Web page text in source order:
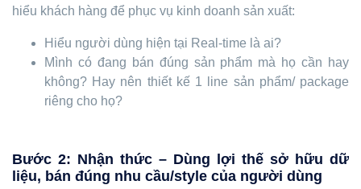
hiểu khách hàng để phục vụ kinh doanh sản xuất:
Hiểu người dùng hiện tại Real-time là ai?
Mình có đang bán đúng sản phẩm mà họ cần hay
không? Hay nên thiết kế 1 line sản phẩm/ package
riêng cho họ?
Bước 2: Nhận thức – Dùng lợi thế sở hữu dữ
liệu, bán đúng nhu cầu/style của người dùng